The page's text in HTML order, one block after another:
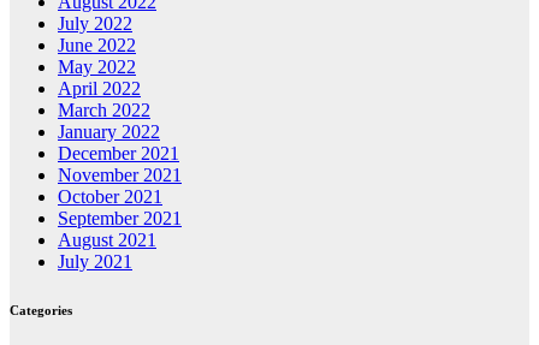
July 2022
June 2022
May 2022
April 2022
March 2022
January 2022
December 2021
November 2021
October 2021
September 2021
August 2021
July 2021
Categories